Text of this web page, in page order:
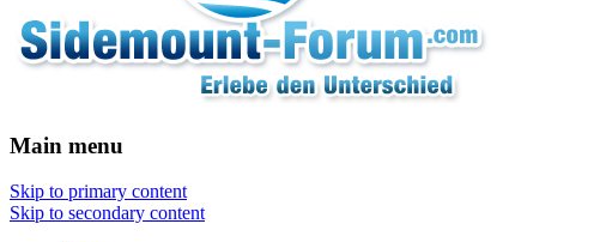
Main menu
Skip to primary content
Skip to secondary content